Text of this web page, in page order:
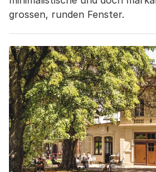
grossen, runden Fenster.